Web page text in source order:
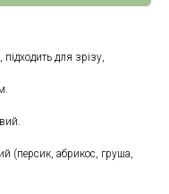
підходить для зрізу,
(персик, абрикос, груша,